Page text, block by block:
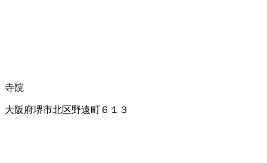
寺院
大阪府堺市北区野遠町６１３